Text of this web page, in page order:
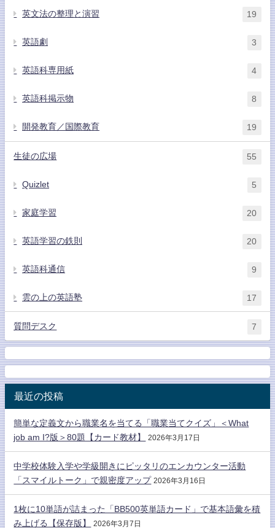
英文法の整理と演習 19
英語劇 3
英語科専用紙 4
英語科掲示物 8
開発教育／国際教育 19
生徒の広場 55
Quizlet 5
家庭学習 20
英語学習の鉄則 20
英語科通信 9
雲の上の英語塾 17
質問デスク 7
最近の投稿
簡単な定義文から職業名を当てる「職業当てクイズ」＜What
job am I?版＞80題【カード教材】
2026年3月17日
中学校体験入学や学級開きにピッタリのエンカウンター活動
「スマイルトーク」で親密度アップ 2026年3月16日
1枚に10単語が詰まった「BB500英単語カード」で基本語彙を積
み上げる【保存版】
2026年3月7日